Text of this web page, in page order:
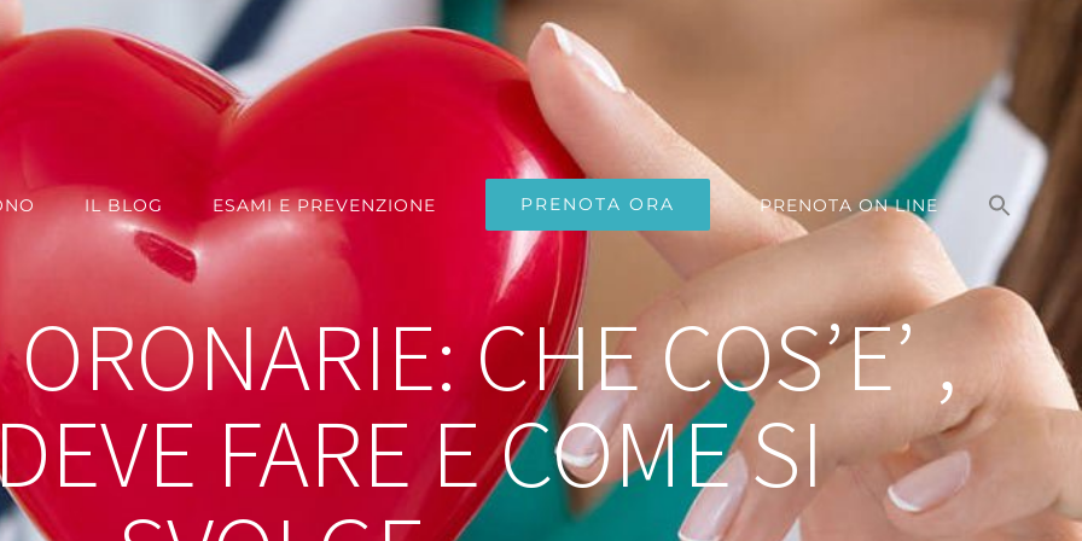
IL BLOG ESAMI E PREVENZIONE PRENOTA ORA PRENOTA ON LINE
Search
for:
Search Button
CHE COS’E’ ,
FARE E COME SI